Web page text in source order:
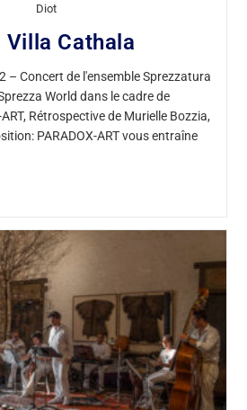
Diot
Cathala
– Concert de l'ensemble Sprezzatura
World dans le cadre de
Rétrospective de Murielle Bozzia,
PARADOX-ART vous entraîne